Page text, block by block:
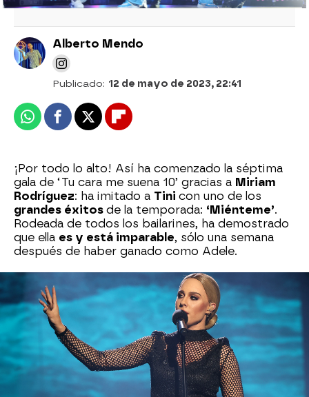
Alberto Mendo
Publicado: 12 de mayo de 2023, 22:41
WhatsappFacebook
X Flipboard
¡Por todo lo alto! Así ha comenzado la séptima
gala de ‘Tu cara me suena 10’ gracias a Miriam
Rodríguez: ha imitado a Tini con uno de los
grandes éxitos de la temporada: ‘Miénteme’.
Rodeada de todos los bailarines, ha demostrado
que ella es y está imparable, sólo una semana
después de haber ganado como Adele.
En los ensayos, le aconsejaron que fuera ‘sexy
Disney’ y ella ha logrado darle ese punto de
picante sensualidad
con sutil dulzura. Pero,
sobre todo,
ha estado cañera: ¡qué manera de
bailar! Una vez más, ha dejado a todos alucinados
porque ha sacado adelante unacoreografía
complicadísima, y sin perder ni por un
momento el control de la voz, siempre afinada.